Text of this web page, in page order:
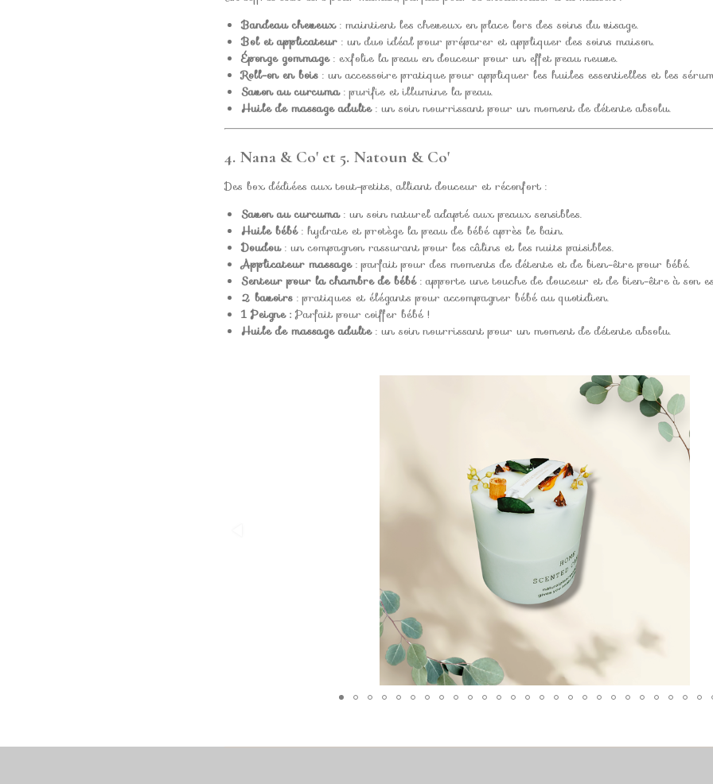
Bandeau cheveux: maintient les cheveux en place lors des soins du visage.
Bol et applicateur : un duo idéal pour préparer et appliquer des soins maison.
Éponge gommage: exfolie la peau en douceur pour un effet peau neuve.
Roll-on en bois : un accessoire pratique pour appliquer les huiles essentielles et les
Savon au curcuma: purifie et illumine la peau.
Huile de massage adulte: un soin nourrissant pour un moment de détente absolu.
4. Nana & Co' et 5. Natoun & Co'
Des box dédiées aux tout-petits, alliant douceur et réconfort :
Savon au curcuma: un soin naturel adapté aux peaux sensibles.
Huile bébé: hydrate et protège la peau de bébé après le bain.
Doudou: un compagnon rassurant pour les câlins et les nuits paisibles.
Applicateur massage: parfait pour des moments de détente et de bien-être pour bébé.
Senteur pour la chambre de bébé: apporte une touche de douceur et de bien-être à son
2 bavoirs : pratiques et élégants pour accompagner bébé au quotidien.
1 Peigne :Parfait pour coiffer bébé !
Huile de massage adulte: un soin nourrissant pour un moment de détente absolu.